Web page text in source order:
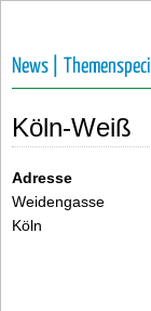
News |
Köln-Weiß
Adresse
Weidengasse
Köln